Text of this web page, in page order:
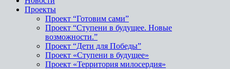
Проекты
Проект “Готовим сами”
Проект “Ступени в будущее. Новые
возможности.”
Проект “Дети для Победы”
Проект «Ступени в будущее»
Проект «Территория милосердия»